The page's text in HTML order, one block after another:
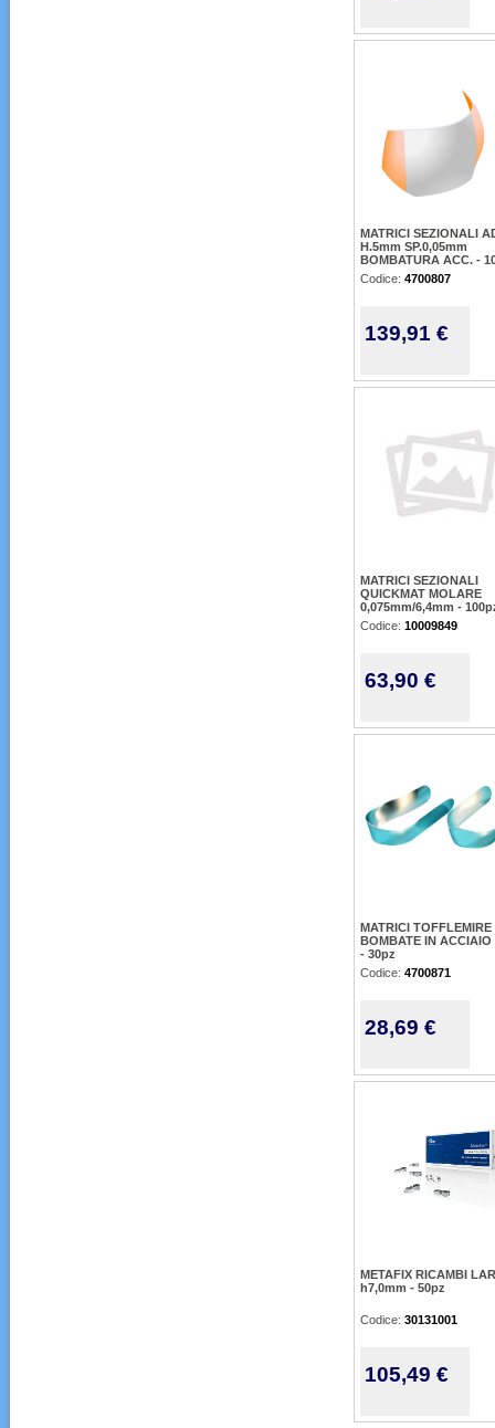
MATRICI SEZIONALI
H.5mm SP.0,05mm
BOMBATURA ACC. -
Codice: 4700807
139,91 €
MATRICI SEZIONALI
QUICKMAT MOLARE
0,075mm/6,4mm -
Codice: 10009849
63,90 €
MATRICI TOFFLEMIRE
BOMBATE IN ACCIAIO
- 30pz
Codice: 4700871
28,69 €
METAFIX RICAMBI
h7,0mm - 50pz
Codice: 30131001
105,49 €